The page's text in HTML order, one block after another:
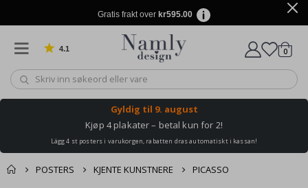
Gratis frakt over kr595.00
4.1 Basert på 1025 stemmer 0varer
Gyldig til 9. august
Kjøp 4 plakater – betal kun for 2!
Lägg 4 st posters i varukorgen, rabatten dras automatiskt i kassan!
POSTERS KJENTE KUNSTNERE PICASSO